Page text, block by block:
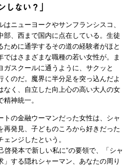
ない？」
ニューヨークやサンフランシスコ、
部、西まで国内に点在している。生徒
ために通学するその道の経験者がほと
ではさまざまな職種の若い女性が。ま
ガスクールに通うように、サクッと
くのだ。魔界に半分足を突っ込んだよ
なく、自立した向上心の高い大人の女
神統一。
の金融ウーマンだった女性は、シャ
再発見、子どものころから好きだった
ンジしたという。
啓発本で新しい私に”の要領で、「シャ
」する隠れシャーマン、あなたの周り